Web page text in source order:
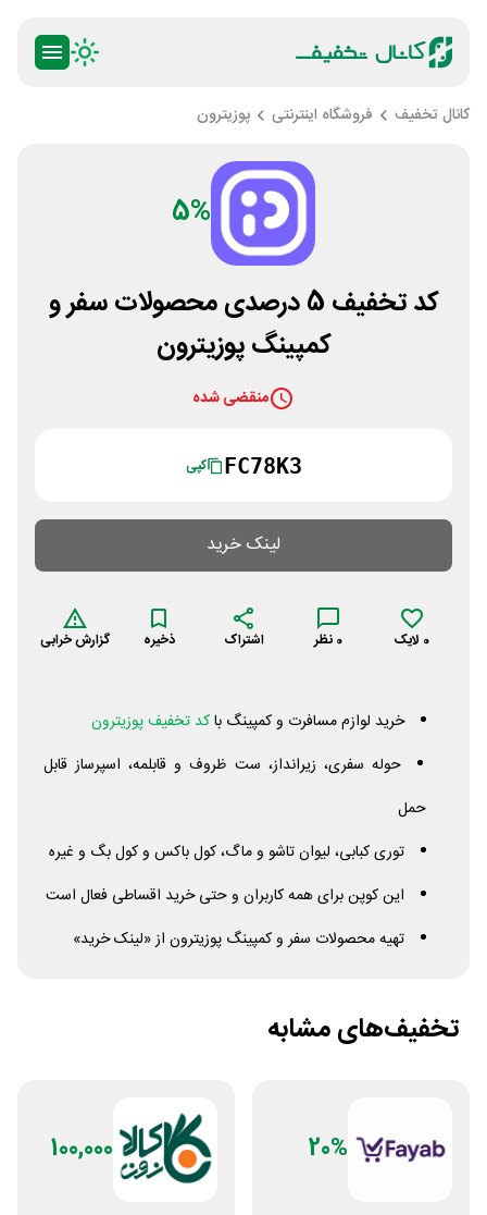
کانال تخفیف فروشگاه اینترنتی پوزیترون
5%
کد تخفیف 5 درصدی محصولات سفر و
کمپینگ پوزیترون
منقضی شده
FC78K3 کپی
لینک خرید
0 لایک 0 نظر اشتراک ذخیره گزارش خرابی
خرید لوازم مسافرت و کمپینگ باکد تخفیف پوزیترون
حوله سفری، زیرانداز، ست ظروف و قابلمه، اسپرساز قابل
حمل
توری کبابی، لیوان تاشو و ماگ، کول باکس و کول بگ و غیره
این کوپن برای همه کاربران و حتی خرید اقساطی فعال است
تهیه محصولات سفر و کمپینگ پوزیترون از «لینک خرید»
تخفیف‌های مشابه
20%
100,000